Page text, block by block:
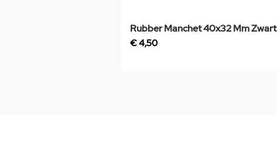
Rubber Manchet 40x32 Mm Zwart
Prijs
€ 4,50